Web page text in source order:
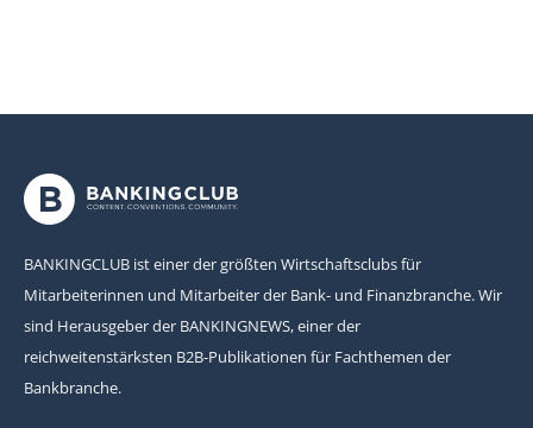
BANKINGCLUB ist einer der größten Wirtschaftsclubs für
Mitarbeiterinnen und Mitarbeiter der Bank- und Finanzbranche. Wir
sind Herausgeber der BANKINGNEWS, einer der
reichweitenstärksten B2B-Publikationen für Fachthemen der
Bankbranche.